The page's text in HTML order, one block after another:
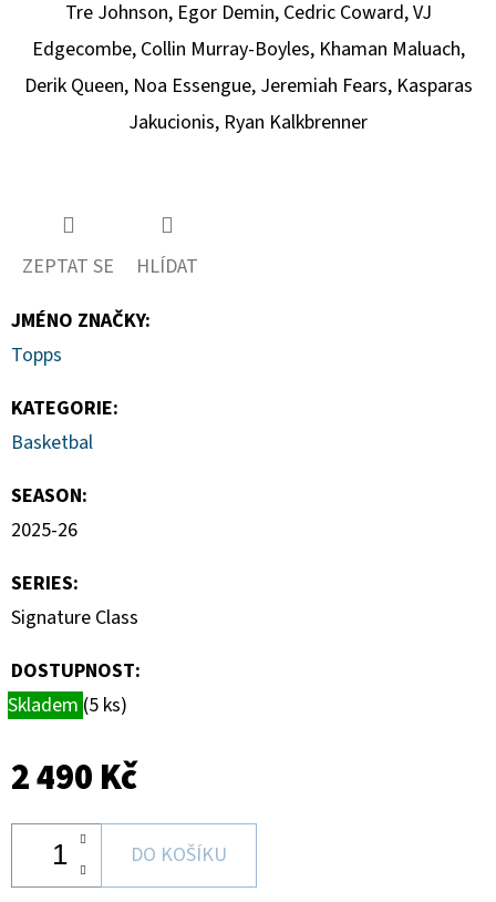
Tre Johnson, Egor Demin, Cedric Coward, VJ
Edgecombe, Collin Murray-Boyles, Khaman Maluach,
Derik Queen, Noa Essengue, Jeremiah Fears, Kasparas
Jakucionis, Ryan Kalkbrenner
ZEPTAT SE
HLÍDAT
JMÉNO ZNAČKY:
Topps
KATEGORIE:
Basketbal
SEASON:
2025-26
SERIES:
Signature Class
DOSTUPNOST:
Skladem (5 ks)
2 490 Kč
DO KOŠÍKU